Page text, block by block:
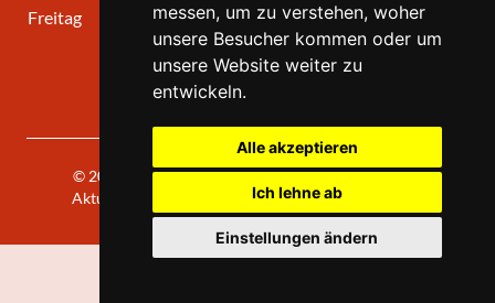
messen, um zu verstehen, woher
unsere Besucher kommen oder um
unsere Website weiter zu
entwickeln.
Alle akzeptieren
Ich lehne ab
Einstellungen ändern
Freitag
geschlossen
© 2026 | Theatergemeinde KÖLN | 2026/27 | Letzte
Aktualisierung: Freitag, 07. August 2026, 19:30 Uhr